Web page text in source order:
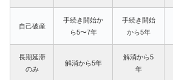
自己破産
手続き開始か
ら5〜7年
手続き開始
から5年
長期延滞
のみ
解消から5年
解消から5
年